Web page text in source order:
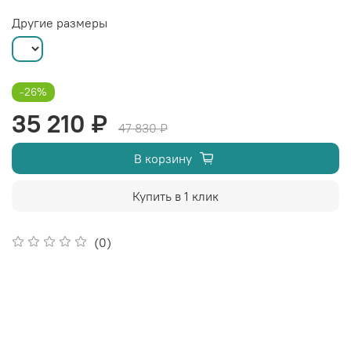
(0)
-26%
35 210 ₽
47 830 ₽
В корзину
Купить в 1 клик
Другие размеры